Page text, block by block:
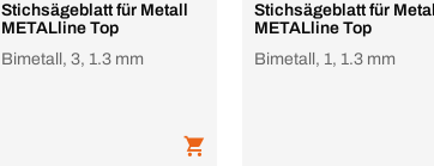
Stichsägeblatt für Metall
METALline Top
Bimetall, 3, 1.3 mm
Stichsägeblatt für Metall
METALline Top
Bimetall, 1, 1.3 mm